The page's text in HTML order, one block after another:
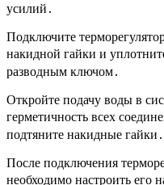
усилий․
Подключите
накидной гайки и
разводным ключом․
Откройте подачу воды в
герметичность всех
подтяните накидные гайки․
После подключения
необходимо настроить его